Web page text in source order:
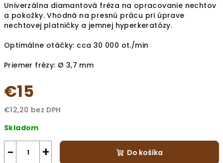
Univerzálna diamantová fréza na opracovanie nechtov
a pokožky. Vhodná na presnú prácu pri úprave
nechtovej platničky a jemnej hyperkeratózy.
Optimálne otáčky: cca 30 000 ot./min
Priemer frézy: Ø 3,7 mm
€15
€12,20 bez DPH
cena:
Skladom
+
− Do košíka